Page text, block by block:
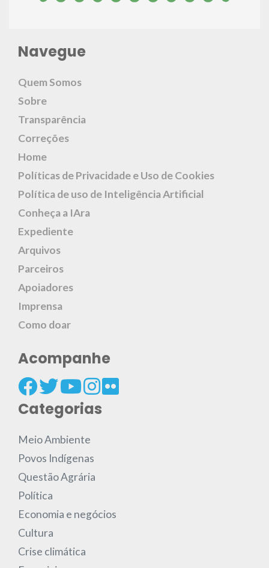
Navegue
Quem Somos
Sobre
Transparência
Correções
Home
Políticas de Privacidade e Uso de Cookies
Política de uso de Inteligência Artificial
Conheça a IAra
Expediente
Arquivos
Parceiros
Apoiadores
Imprensa
Como doar
Acompanhe
Categorias
Meio Ambiente
Povos Indígenas
Questão Agrária
Política
Economia e negócios
Cultura
Crise climática